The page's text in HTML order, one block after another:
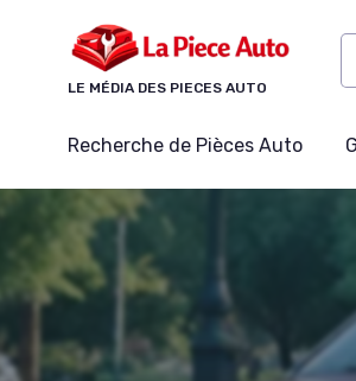
LE MÉDIA DES PIECES AUTO
Recherche de Pièces Auto